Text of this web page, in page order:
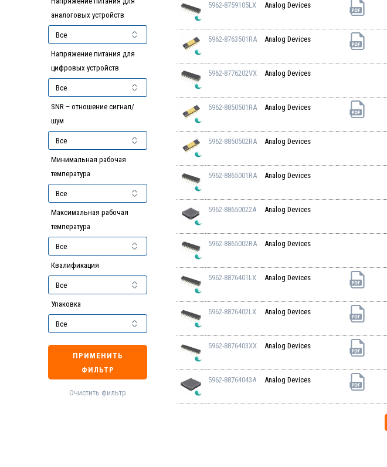
аналоговых устройств
Напряжение питания для
цифровых устройств
SNR – отношение сигнал/
шум
Минимальная рабочая
температура
Максимальная рабочая
температура
Квалификация
Упаковка
ПРИМЕНИТЬ
ФИЛЬТР
Очистить фильтр
5962-8759105LX Analog Devices
5962-8763501RA Analog Devices
5962-8776202VX Analog Devices
5962-8850501RA Analog Devices
5962-8850502RA Analog Devices
5962-8865001RA Analog Devices
5962-88650022A Analog Devices
5962-8865002RA Analog Devices
5962-8876401LX Analog Devices
5962-8876402LX Analog Devices
5962-8876403XX Analog Devices
5962-88764043A Analog Devices